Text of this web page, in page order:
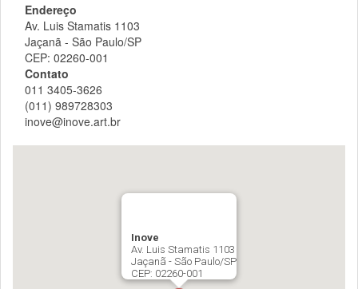
Endereço
Av. Luis Stamatis 1103
Jaçanã - São Paulo/SP
CEP: 02260-001
Contato
011 3405-3626
(011) 989728303
inove@inove.art.br
Inove
Av. Luis Stamatis 1103
Jaçanã - São Paulo/SP
CEP: 02260-001